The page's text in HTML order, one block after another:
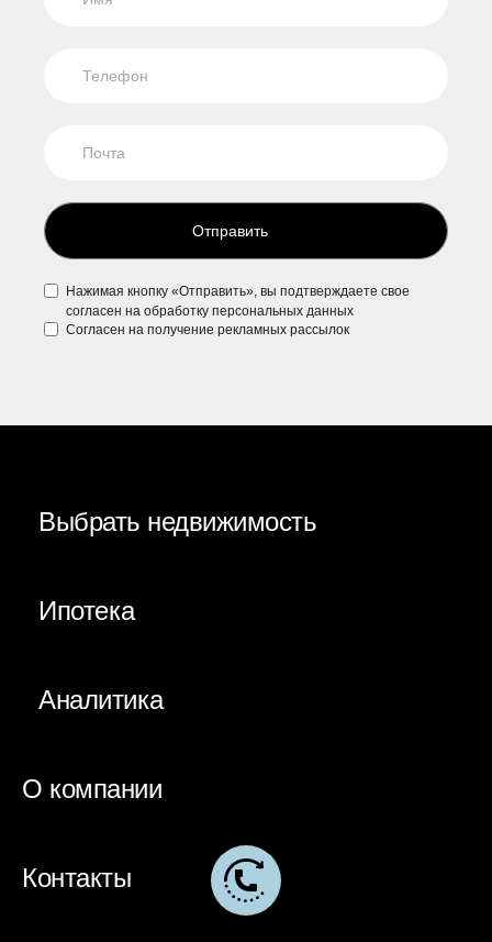
Отправить
Нажимая кнопку «Отправить», вы подтверждаете свое
согласен на обработку персональных данных
Согласен на получение рекламных рассылок
Выбрать недвижимость
Ипотека
Аналитика
О компании
Контакты